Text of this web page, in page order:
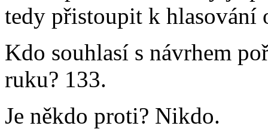
tedy přistoupit k hlasování
Kdo souhlasí s návrhem
ruku? 133.
Je někdo proti? Nikdo.